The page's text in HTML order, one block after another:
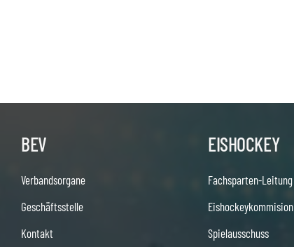
BEV
Verbandsorgane
Geschäftsstelle
Kontakt
EISHOCKEY
Fachsparten-Leitung
Eishockeykommision
Spielausschuss